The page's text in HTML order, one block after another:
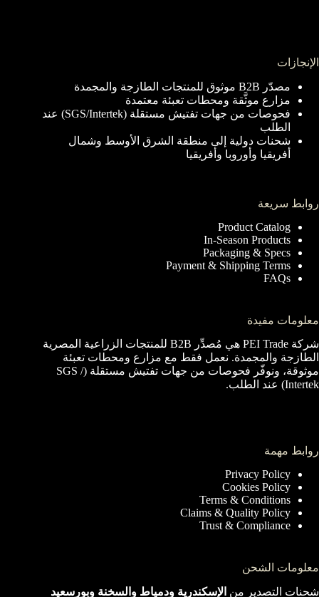
الإنجازات
مصدّر B2B موثوق للمنتجات الطازجة والمجمدة
مزارع موثَّقة ومحطات تعبئة معتمدة
فحوصات من جهات تفتيش مستقلة (SGS/Intertek) عند
الطلب
شحنات دولية إلى منطقة الشرق الأوسط وشمال
أفريقيا وأوروبا وأفريقيا
روابط سريعة
Product Catalog
In-Season Products
Packaging & Specs
Payment & Shipping Terms
FAQs
معلومات مفيدة
شركة PEI Trade هي مُصدِّر B2B للمنتجات الزراعية المصرية
الطازجة والمجمدة. نعمل فقط مع مزارع ومحطات تعبئة
موثوقة، ونوفّر فحوصات من جهات تفتيش مستقلة (SGS /
Intertek) عند الطلب.
روابط مهمة
Privacy Policy
Cookies Policy
Terms & Conditions
Claims & Quality Policy
Trust & Compliance
معلومات الشحن
شحنات التصدير من الإسكندرية ودمياط والسخنة وبورسعيد